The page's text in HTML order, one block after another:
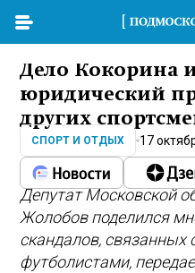
Дело Кокорина
юридический
других
СПОРТ И ОТДЫХ 17
Депутат Московской
Жолобов поделился
скандалов, связанных
футболистами,